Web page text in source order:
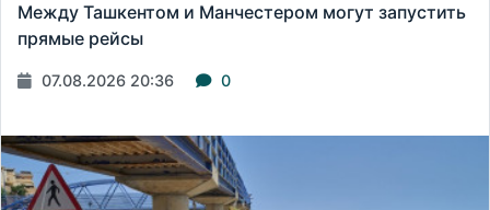
Между Ташкентом и Манчестером могут запустить
прямые рейсы
07.08.2026 20:36 0